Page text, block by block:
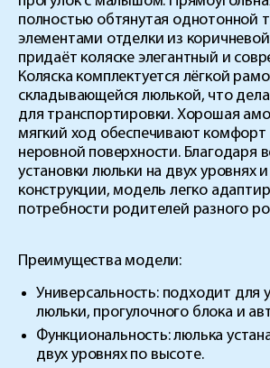
полностью обтянутая однотонной
элементами отделки из
придаёт коляске элегантный и
Коляска комплектуется лёгкой
складывающейся люлькой, что
для транспортировки. Хорошая
мягкий ход обеспечивают комфорт
неровной поверхности. Благодаря
установки люльки на двух уровнях
конструкции, модель легко
потребности родителей разного
Преимущества модели:
Универсальность:подходит для
люльки, прогулочного блока и
Функциональность:люлька
двух уровнях по высоте.